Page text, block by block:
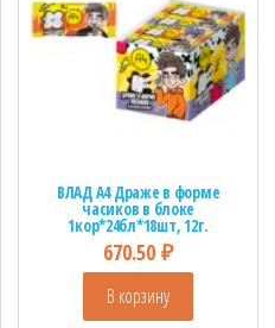
ВЛАД А4 Драже в форме
часиков в блоке
1кор*24бл*18шт, 12г.
670.50₽
В корзину